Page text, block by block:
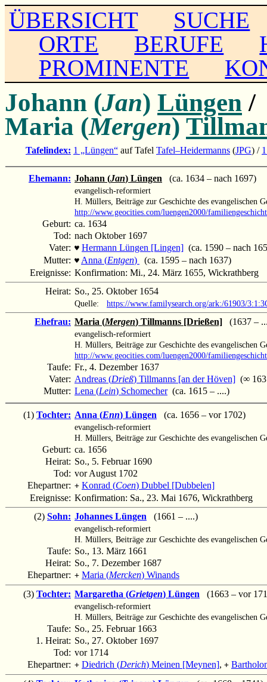
ÜBERSICHT
SUCHE
ORTE
BERUFE
PROMINENTE
Johann (Jan) Lüngen /
Maria (Mergen)
Tafelindex: 1 „Lüngen“ auf Tafel Tafel–Heidermanns (JPG) /
Ehemann: Johann (Jan) Lüngen (ca. 1634 – nach 1697)
evangelisch-reformiert
H. Müllers, Beiträge zur Geschichte des evangelischen
http://www.geocities.com/luengen2000/
Geburt: ca. 1634
Tod: nach Oktober 1697
Vater: ♥ Hermann Lüngen [Lingen] (ca. 1590 – nach
Mutter: ♥ Anna (Entgen)
(ca. 1595 – nach 1637)
Ereignisse: Konfirmation: Mi., 24. März 1655, Wickrathberg
Heirat: So., 25. Oktober 1654
Quelle: https://www.familysearch.org/ark:/61903/
Ehefrau: Maria (Mergen) Tillmanns [Drießen] (1637 –
evangelisch-reformiert
H. Müllers, Beiträge zur Geschichte des evangelischen
http://www.geocities.com/luengen2000/
Taufe: Fr., 4. Dezember 1637
Vater: Andreas (Drieß) Tillmanns [an der Höven] (∞
Mutter: Lena (Lein) Schomecher(ca. 1615 – ....)
(1) Tochter: Anna (Enn) Lüngen (ca. 1656 – vor 1702)
evangelisch-reformiert
H. Müllers, Beiträge zur Geschichte des evangelischen
Geburt: ca. 1656
Heirat: So., 5. Februar 1690
Tod: vor August 1702
Ehepartner: + Konrad (Coen) Dubbel [Dubbelen]
Ereignisse: Konfirmation: Sa., 23. Mai 1676, Wickrathberg
(2) Sohn: Johannes Lüngen (1661 – ....)
evangelisch-reformiert
H. Müllers, Beiträge zur Geschichte des evangelischen
Taufe: So., 13. März 1661
Heirat: So., 7. Dezember 1687
Ehepartner: + Maria (Mercken) Winands
(3) Tochter: Margaretha (Grietgen) Lüngen (1663 – vor
evangelisch-reformiert
H. Müllers, Beiträge zur Geschichte des evangelischen
Taufe: So., 25. Februar 1663
1. Heirat: So., 27. Oktober 1697
Tod: vor 1714
Ehepartner: + Diedrich (Derich) Meinen [Meynen], +